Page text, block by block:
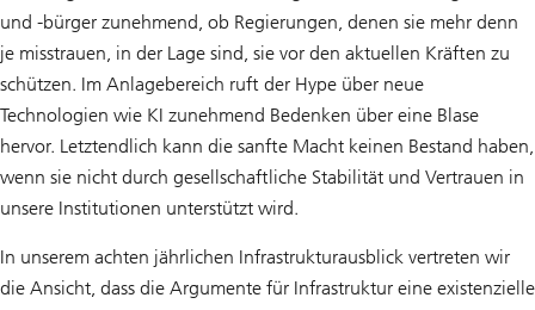
und -bürger zunehmend, ob Regierungen, denen sie mehr denn
je misstrauen, in der Lage sind, sie vor den aktuellen Kräften zu
schützen. Im Anlagebereich ruft der Hype über neue
Technologien wie KI zunehmend Bedenken über eine Blase
hervor. Letztendlich kann die sanfte Macht keinen Bestand haben,
wenn sie nicht durch gesellschaftliche Stabilität und Vertrauen in
unsere Institutionen unterstützt wird.
In unserem achten jährlichen Infrastrukturausblick vertreten wir
die Ansicht, dass die Argumente für Infrastruktur eine existenzielle